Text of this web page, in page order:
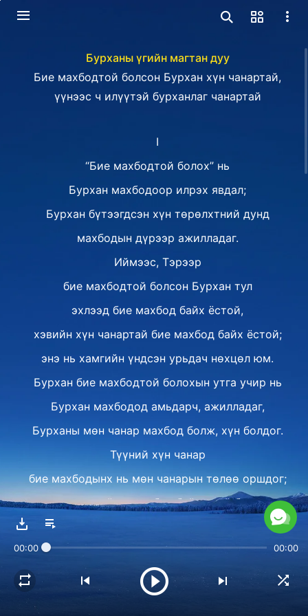
Бурханы үгийн магтан дуу
Бие махбодтой болсон Бурхан хүн чанартай,
үүнээс ч илүүтэй бурханлаг чанартай
I
“Бие махбодтой болох” нь
Бурхан махбодоор илрэх явдал;
Бурхан бүтээгдсэн хүн төрөлхтний дунд
махбодын дүрээр ажилладаг.
Иймээс, Тэрээр
бие махбодтой болсон Бурхан тул
эхлээд бие махбод байх ёстой,
хэвийн хүн чанартай бие махбод байх ёстой;
энэ нь хамгийн үндсэн урьдач нөхцөл юм.
Бурхан бие махбодтой болохын утга учир нь
Бурхан махбодод амьдарч, ажилладаг,
Бурханы мөн чанар махбод болж, хүн болдог.
Түүний хүн чанар
бие махбодынх нь мөн чанарын төлөө оршдог;
хүн чанаргүй махан бие байдаггүй бөгөөд
Ийм маягаар, Бурханы махбодын хүн чанар бол
Бурханы махбод болсон биеийн
төрөлхийн шинж чанар юм.
00:00 00:00